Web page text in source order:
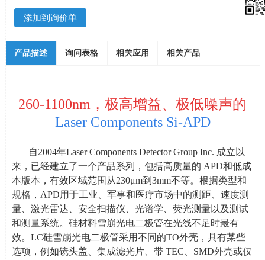
添加到询价单
产品描述 询问表格 相关应用 相关产品
260-1100nm，极高增益、极低噪声的
Laser Components Si-APD
自2004年Laser Components Detector Group Inc. 成立以
来，已经建立了一个产品系列，包括高质量的 APD和低成
本版本，有效区域范围从230μm到 3mm不等。根据类型和
规格， APD用于工业、军事和医疗市场中的测距、速度测
量、激光雷达、安全扫描仪、光谱学、荧光测量以及测试
和测量系统。硅材料雪崩光电二极管在光线不足时最有
效。 LC硅雪崩光电二极管采用不同的TO外壳，具有某些
选项，例如镜头盖、集成滤光片、带TEC SMD外壳或仅